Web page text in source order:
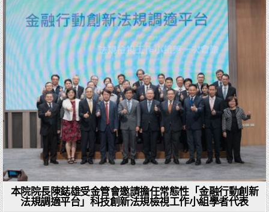
Posted in
本院院長陳鋕雄受金管會邀請擔任常態性「金融行動創新
法規調適平台」科技創新法規檢視工作小組學者代表